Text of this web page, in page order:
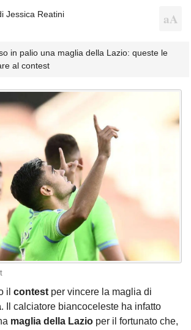
Jessica Reatini
in palio una maglia della Lazio: queste le
al contest
il contest per vincere la maglia di
. Il calciatore biancoceleste ha infatto
maglia della Lazio per il fortunato che,